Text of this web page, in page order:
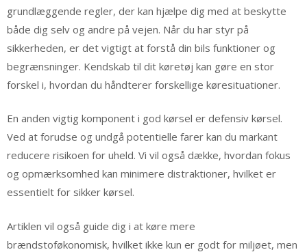
grundlæggende regler, der kan hjælpe dig med at beskytte
både dig selv og andre på vejen. Når du har styr på
sikkerheden, er det vigtigt at forstå din bils funktioner og
begrænsninger. Kendskab til dit køretøj kan gøre en stor
forskel i, hvordan du håndterer forskellige køresituationer.
En anden vigtig komponent i god kørsel er defensiv kørsel.
Ved at forudse og undgå potentielle farer kan du markant
reducere risikoen for uheld. Vi vil også dække, hvordan fokus
og opmærksomhed kan minimere distraktioner, hvilket er
essentielt for sikker kørsel.
Artiklen vil også guide dig i at køre mere
brændstoføkonomisk, hvilket ikke kun er godt for miljøet, men